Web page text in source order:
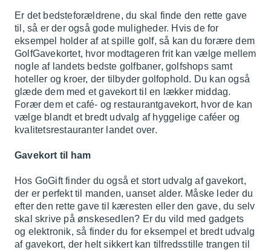
Er det bedsteforældrene, du skal finde den rette gave
til, så er der også gode muligheder. Hvis de for
eksempel holder af at spille golf, så kan du forære dem
GolfGavekortet, hvor modtageren frit kan vælge mellem
nogle af landets bedste golfbaner, golfshops samt
hoteller og kroer, der tilbyder golfophold. Du kan også
glæde dem med et gavekort til en lækker middag.
Forær dem et café- og restaurantgavekort, hvor de kan
vælge blandt et bredt udvalg af hyggelige caféer og
kvalitetsrestauranter landet over.
Gavekort til ham
Hos GoGift finder du også et stort udvalg af gavekort,
der er perfekt til manden, uanset alder. Måske leder du
efter den rette gave til kæresten eller den gave, du selv
skal skrive på ønskesedlen? Er du vild med gadgets
og elektronik, så finder du for eksempel et bredt udvalg
af gavekort, der helt sikkert kan tilfredsstille trangen til